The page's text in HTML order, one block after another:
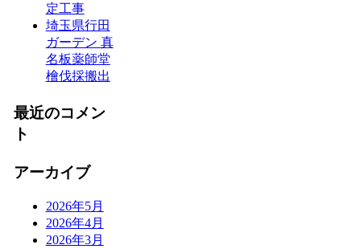
定工事
埼玉県行田
ガーデン 真
名板薬師堂
檜伐採搬出
最近のコメン
ト
アーカイブ
2026年5月
2026年4月
2026年3月